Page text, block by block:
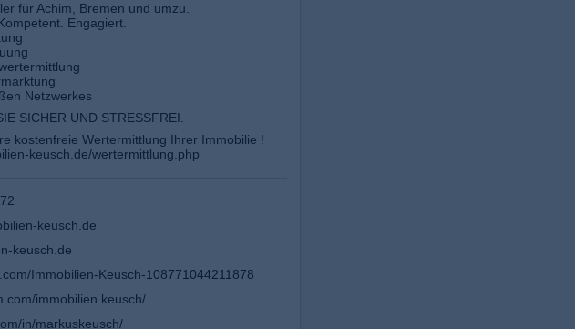
für Achim, Bremen und umzu.
Engagiert.
Netzwerkes
SICHER UND STRESSFREI.
kostenfreie Wertermittlung Ihrer Immobilie !
keusch.de/wertermittlung.php
keusch.de
keusch.de
Immobilien-Keusch-108771044211878
immobilien.keusch/
in/markuskeusch/